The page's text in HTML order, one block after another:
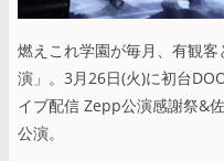
燃えこれ学園が毎月、有観
演」。3月26日(火)に初台
イブ配信 Zepp公演感謝祭&
公演。